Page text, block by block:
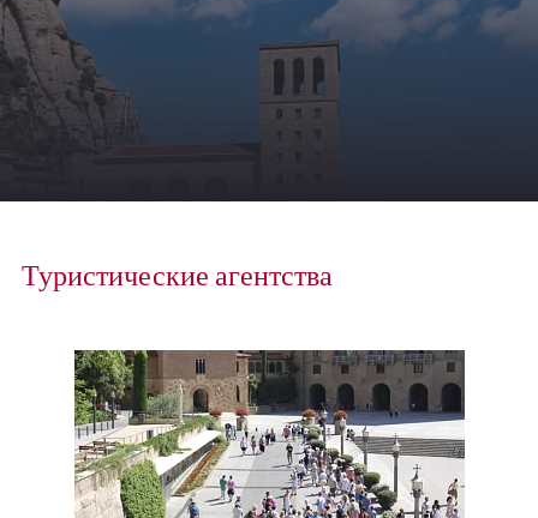
Туристические агентства